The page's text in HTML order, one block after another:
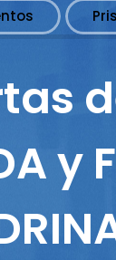
y